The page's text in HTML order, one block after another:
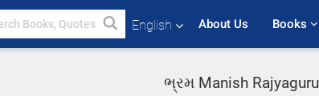
English About Us Books
ભ્રમ Manish Rajyaguru